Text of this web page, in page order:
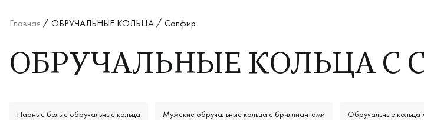
Главная ОБРУЧАЛЬНЫЕ КОЛЬЦА Сапфир
ОБРУЧАЛЬНЫЕ КОЛЬЦА С
Парные белые обручальные кольца Мужские обручальные кольца с бриллиантами Обручальные кольца